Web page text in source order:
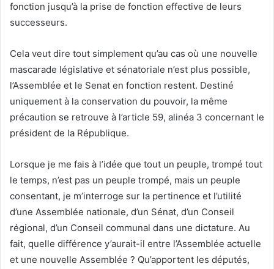
fonction jusqu’à la prise de fonction effective de leurs
successeurs.
Cela veut dire tout simplement qu’au cas où une nouvelle
mascarade législative et sénatoriale n’est plus possible,
l’Assemblée et le Senat en fonction restent. Destiné
uniquement à la conservation du pouvoir, la même
précaution se retrouve à l’article 59, alinéa 3 concernant le
président de la République.
Lorsque je me fais à l’idée que tout un peuple, trompé tout
le temps, n’est pas un peuple trompé, mais un peuple
consentant, je m’interroge sur la pertinence et l’utilité
d’une Assemblée nationale, d’un Sénat, d’un Conseil
régional, d’un Conseil communal dans une dictature. Au
fait, quelle différence y’aurait-il entre l’Assemblée actuelle
et une nouvelle Assemblée ? Qu’apportent les députés,